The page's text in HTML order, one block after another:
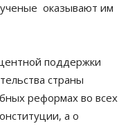
ученые оказывают им
поддержки
страны
реформах во всех
а о